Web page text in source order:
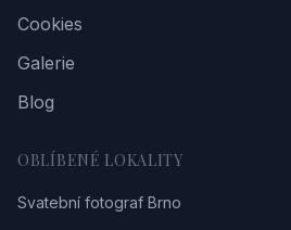
Cookies
Galerie
Blog
OBLÍBENÉ LOKALITY
Svatební fotograf Brno